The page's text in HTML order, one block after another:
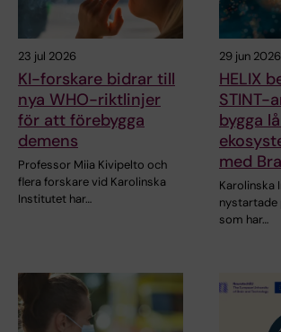
23 jul 2026
KI-forskare bidrar till
nya WHO-riktlinjer
för att förebygga
demens
Professor Miia Kivipelto och
flera forskare vid Karolinska
Institutet har…
29 jun 2026
HELIX
STINT-
bygga
med
Karolinska
nystartade
som har…